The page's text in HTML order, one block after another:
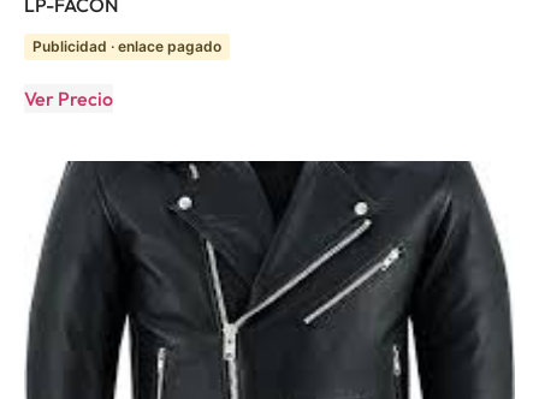
LP-FACON
Publicidad · enlace pagado
Ver Precio